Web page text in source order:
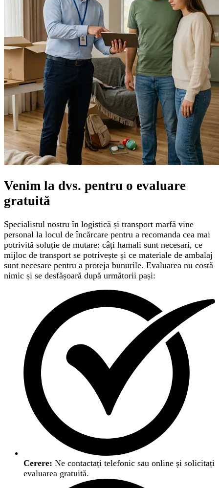
Venim la dvs. pentru o evaluare
gratuită
Specialistul nostru în logistică și transport marfă vine
personal la locul de încărcare pentru a recomanda cea mai
potrivită soluție de mutare: câți hamali sunt necesari, ce
mijloc de transport se potrivește și ce materiale de ambalaj
sunt necesare pentru a proteja bunurile. Evaluarea nu costă
nimic și se desfășoară după următorii pași:
Cerere: Ne contactați telefonic sau online și solicitați
evaluarea gratuită.